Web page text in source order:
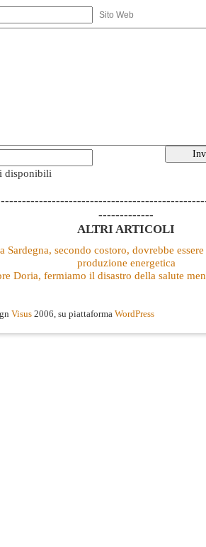
Sito Web
disponibili
-------------
ALTRI ARTICOLI
Sardegna, secondo costoro, dovrebbe
produzione energetica
Doria, fermiamo il disastro della salute
Visus 2006, su piattaforma WordPress